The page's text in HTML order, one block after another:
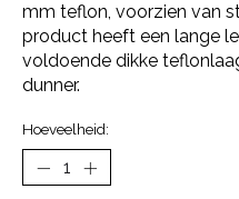
mm teflon, voorzien van
product heeft een lange
voldoende dikke
dunner.
Hoeveelheid: